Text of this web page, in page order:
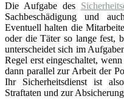
Die Aufgabe des
Sachbeschädigung und
Eventuell halten die
oder die Täter so lange fest,
unterscheidet sich im
Regel erst eingeschaltet,
dann parallel zur Arbeit der
Ihr Sicherheitsdienst ist
Straftaten und zur